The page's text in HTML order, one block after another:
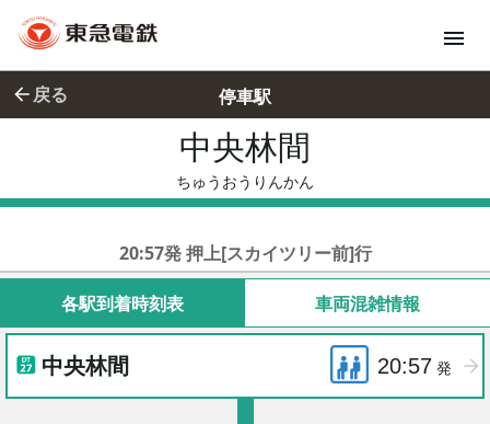
戻る 停車駅
中央林間
ちゅうおうりんかん
20:57発 押上[スカイツリー前]行
各駅到着時刻表 車両混雑情報
中央林間 20:57 発